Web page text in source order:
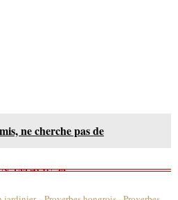
ne cherche pas de